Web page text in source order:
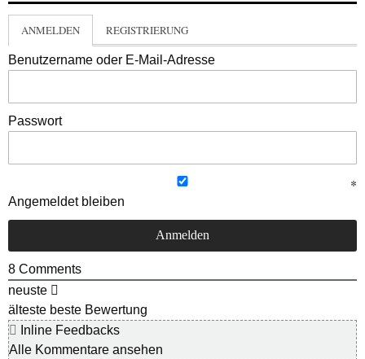
ANMELDEN REGISTRIERUNG
Benutzername oder E-Mail-Adresse
Passwort
Angemeldet bleiben
8 Comments
neuste
älteste beste Bewertung
Inline Feedbacks
Alle Kommentare ansehen